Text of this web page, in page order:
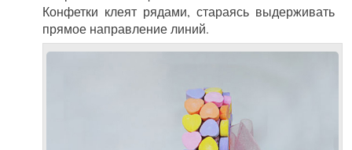
Конфетки клеят рядами, стараясь выдерживать
прямое направление линий.